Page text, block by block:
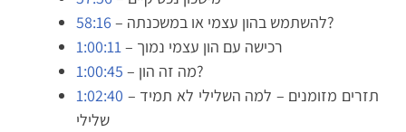
58:16
– להשתמש בהון עצמי או במשכנתה?
1:00:11
– רכישה עם הון עצמי נמוך
1:00:45
– מה זה הון?
1:02:40 – תזרים מזומנים – למה השלילי לא תמיד
שלילי